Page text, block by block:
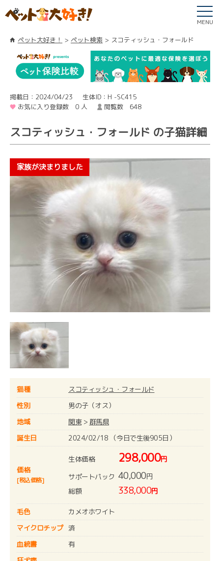
MENU
ペット大好き！ ペット検索 スコティッシュ・フォールド
掲載日：2024/04/23
生体ID：H -SC415
お気に入り登録数 0 人
閲覧数 648
スコティッシュ・フォールド の子猫詳細
猫種
スコティッシュ・フォールド
性別
男の子（オス）
地域
関東> 群馬県
誕生日
2024/02/18 （今日で生後905日）
価格
[税込価格]
生体価格 298,000円
サポートパック 40,000円
総額
338,000円
毛色
カメオホワイト
マイクロチップ 済
血統書
有